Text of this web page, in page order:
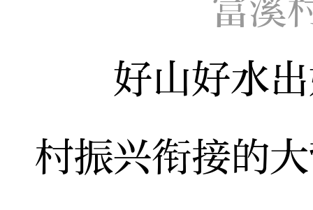
富溪
好山好水出
村振兴衔接的